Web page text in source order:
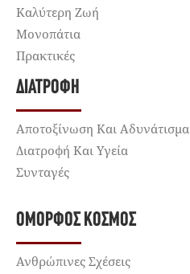
Καλύτερη Ζωή
Μονοπάτια
Πρακτικές
ΔΙΑΤΡΟΦΉ
Αποτοξίνωση Και Αδυνάτισμα
Διατροφή Και Υγεία
Συνταγές
ΌΜΟΡΦΟΣ ΚΌΣΜΟΣ
Ανθρώπινες Σχέσεις